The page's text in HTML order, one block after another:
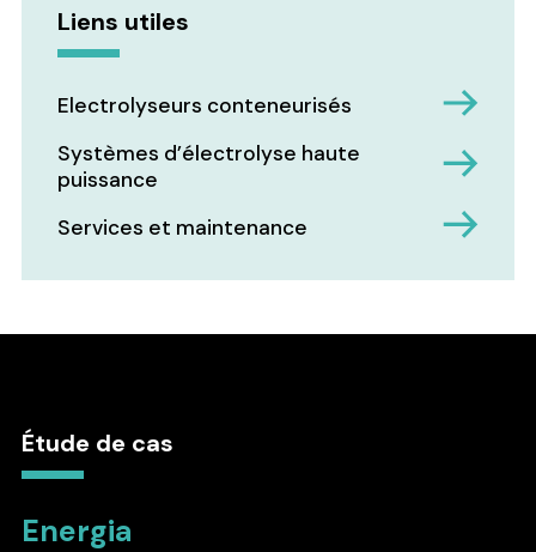
Liens utiles
Electrolyseurs conteneurisés
Systèmes d’électrolyse haute
puissance
Services et maintenance
Étude de cas
Energia